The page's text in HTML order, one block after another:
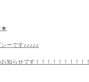
★
ーです♪♪♪♪♪
知らせです！！！！！！！！！！